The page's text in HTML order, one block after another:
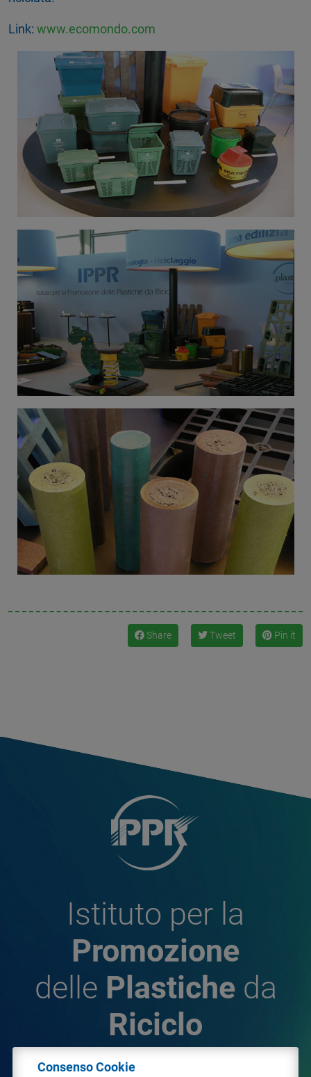
Link: www.ecomondo.com
Share Tweet Pin it
Istituto per la
Promozione
delle Plastiche da
Riciclo
Consenso Cookie